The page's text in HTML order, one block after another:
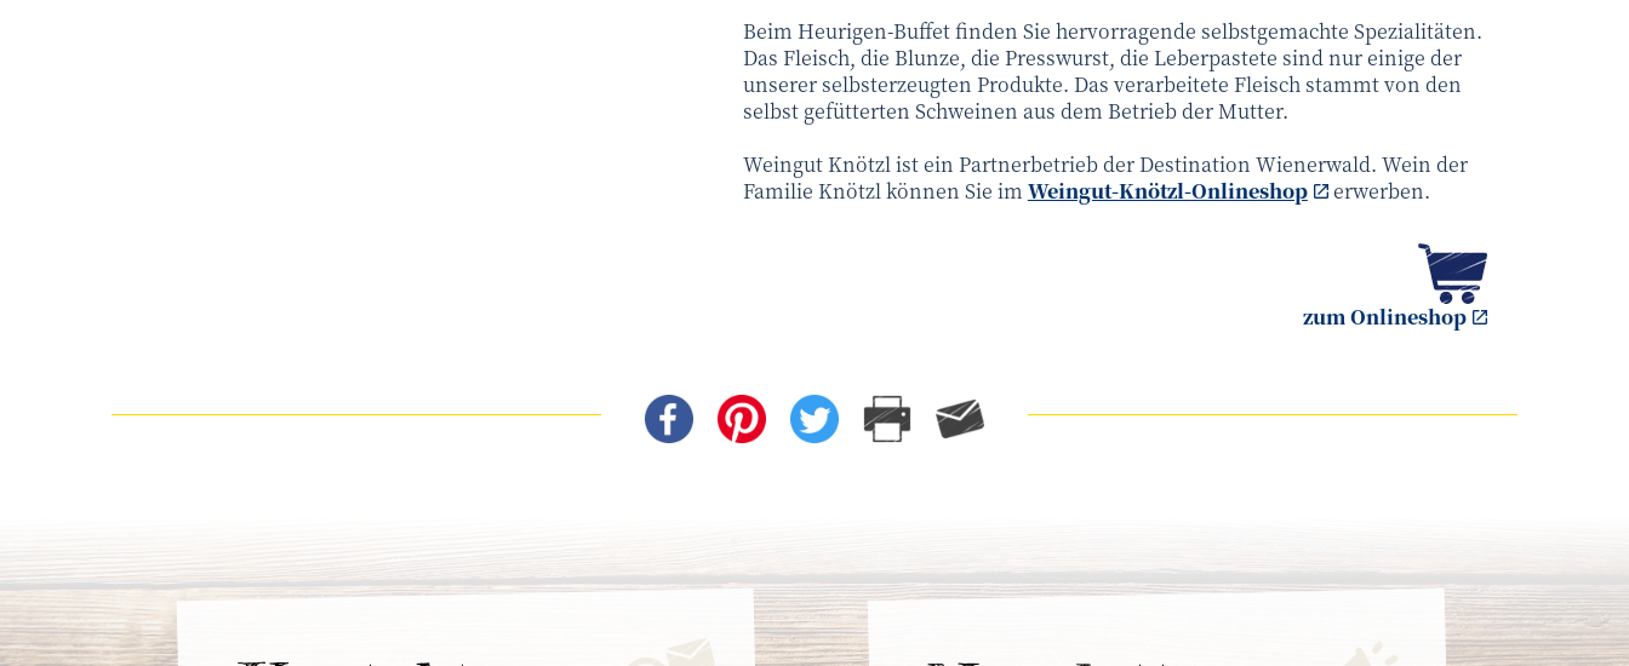
Beim Heurigen-Buffet finden Sie hervorragende selbstgemachte Spezialitäten.
Das Fleisch, die Blunze, die Presswurst, die Leberpastete sind nur einige der
unserer selbsterzeugten Produkte. Das verarbeitete Fleisch stammt von den
selbst gefütterten Schweinen aus dem Betrieb der Mutter.
Weingut Knötzl ist ein Partnerbetrieb der Destination Wienerwald. Wein der
Familie Knötzl können Sie im Weingut-Knötzl-Onlineshop erwerben.
zum Onlineshop